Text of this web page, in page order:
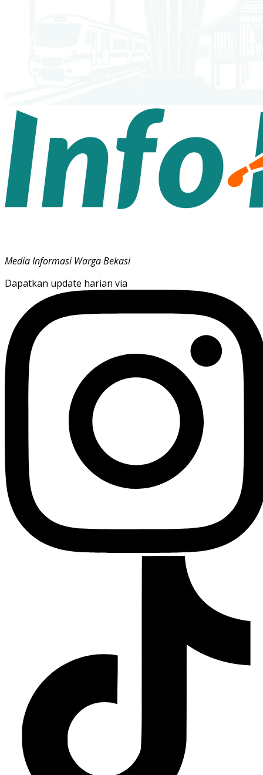
Media Informasi Warga Bekasi
Dapatkan update harian via